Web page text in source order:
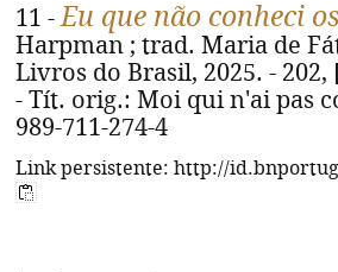
11 -Eu que não conheci
Harpman ; trad. Maria de
Livros do Brasil, 2025. -
- Tít. orig.: Moi qui n'ai pas
989-711-274-4
Link persistente: http://